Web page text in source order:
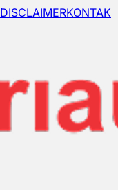
DISCLAIMERKONTAK